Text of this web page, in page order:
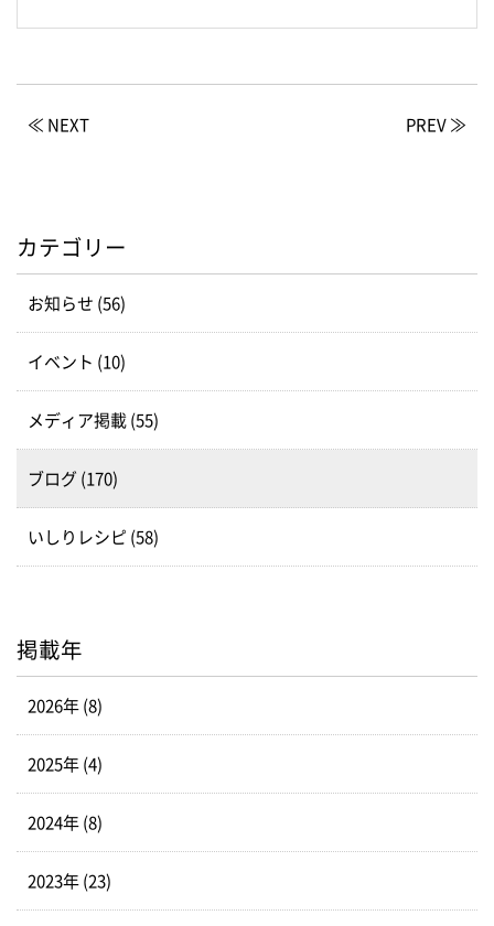
≪ NEXT PREV ≫
カテゴリー
お知らせ (56)
イベント (10)
メディア掲載 (55)
ブログ (170)
いしりレシピ (58)
掲載年
2026年 (8)
2025年 (4)
2024年 (8)
2023年 (23)